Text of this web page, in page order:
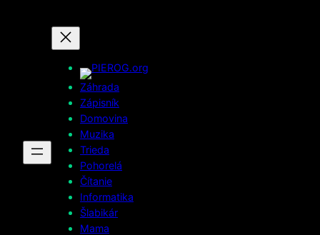
Záhrada
Zápisník
Domovina
Muzika
Trieda
Pohorelá
Čítanie
Informatika
Šlabikár
Mama